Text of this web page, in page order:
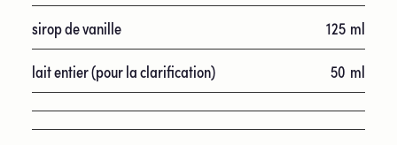
sirop de vanille
125 ml
lait entier (pour la clarification)
50 ml